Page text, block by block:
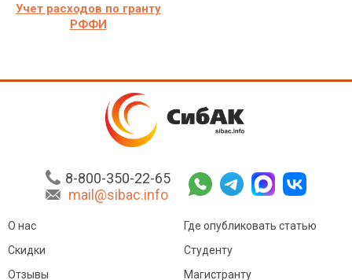
Учет расходов по гранту
РФФИ
8-800-350-22-65
mail@sibac.info
О нас
Скидки
Отзывы
Где опубликовать статью
Студенту
Магистранту